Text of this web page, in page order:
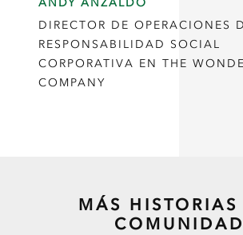
ANDY ANZALDO
DIRECTOR DE OPERACIONES
RESPONSABILIDAD SOCIAL
CORPORATIVA EN THE
COMPANY
MÁS HISTORIAS
COMUNIDAD